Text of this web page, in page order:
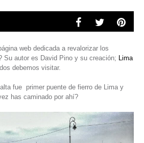
web dedicada a revalorizar los
Su autor es David Pino y su creación;
Lima
debemos visitar.
fue primer puente de fierro de Lima y
has caminado por ahí?